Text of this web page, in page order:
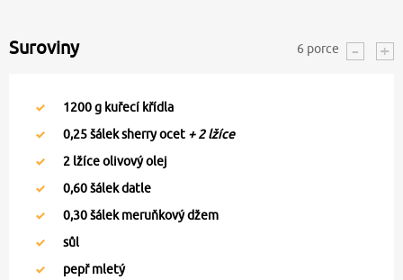
Suroviny 6 porce
1200g kuřecí křídla
0,25šálek sherry ocet + 2 lžíce
2 lžíce olivový olej
0,60šálek datle
0,30šálek meruňkový džem
sůl
pepř mletý